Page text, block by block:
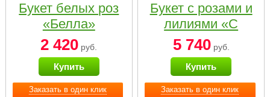
Заказать в один клик
Букет белых роз
«Белла»
2 420 руб.
Купить
Заказать в один клик
Букет с розами и
лилиями «С
наилучшими
пожеланиями»
5 740руб.
Купить